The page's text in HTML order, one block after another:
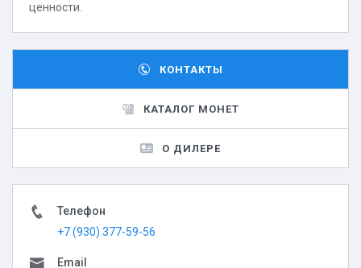
ценности.
КОНТАКТЫ
КАТАЛОГ МОНЕТ
О ДИЛЕРЕ
Телефон
+7 (930) 377-59-56
Email